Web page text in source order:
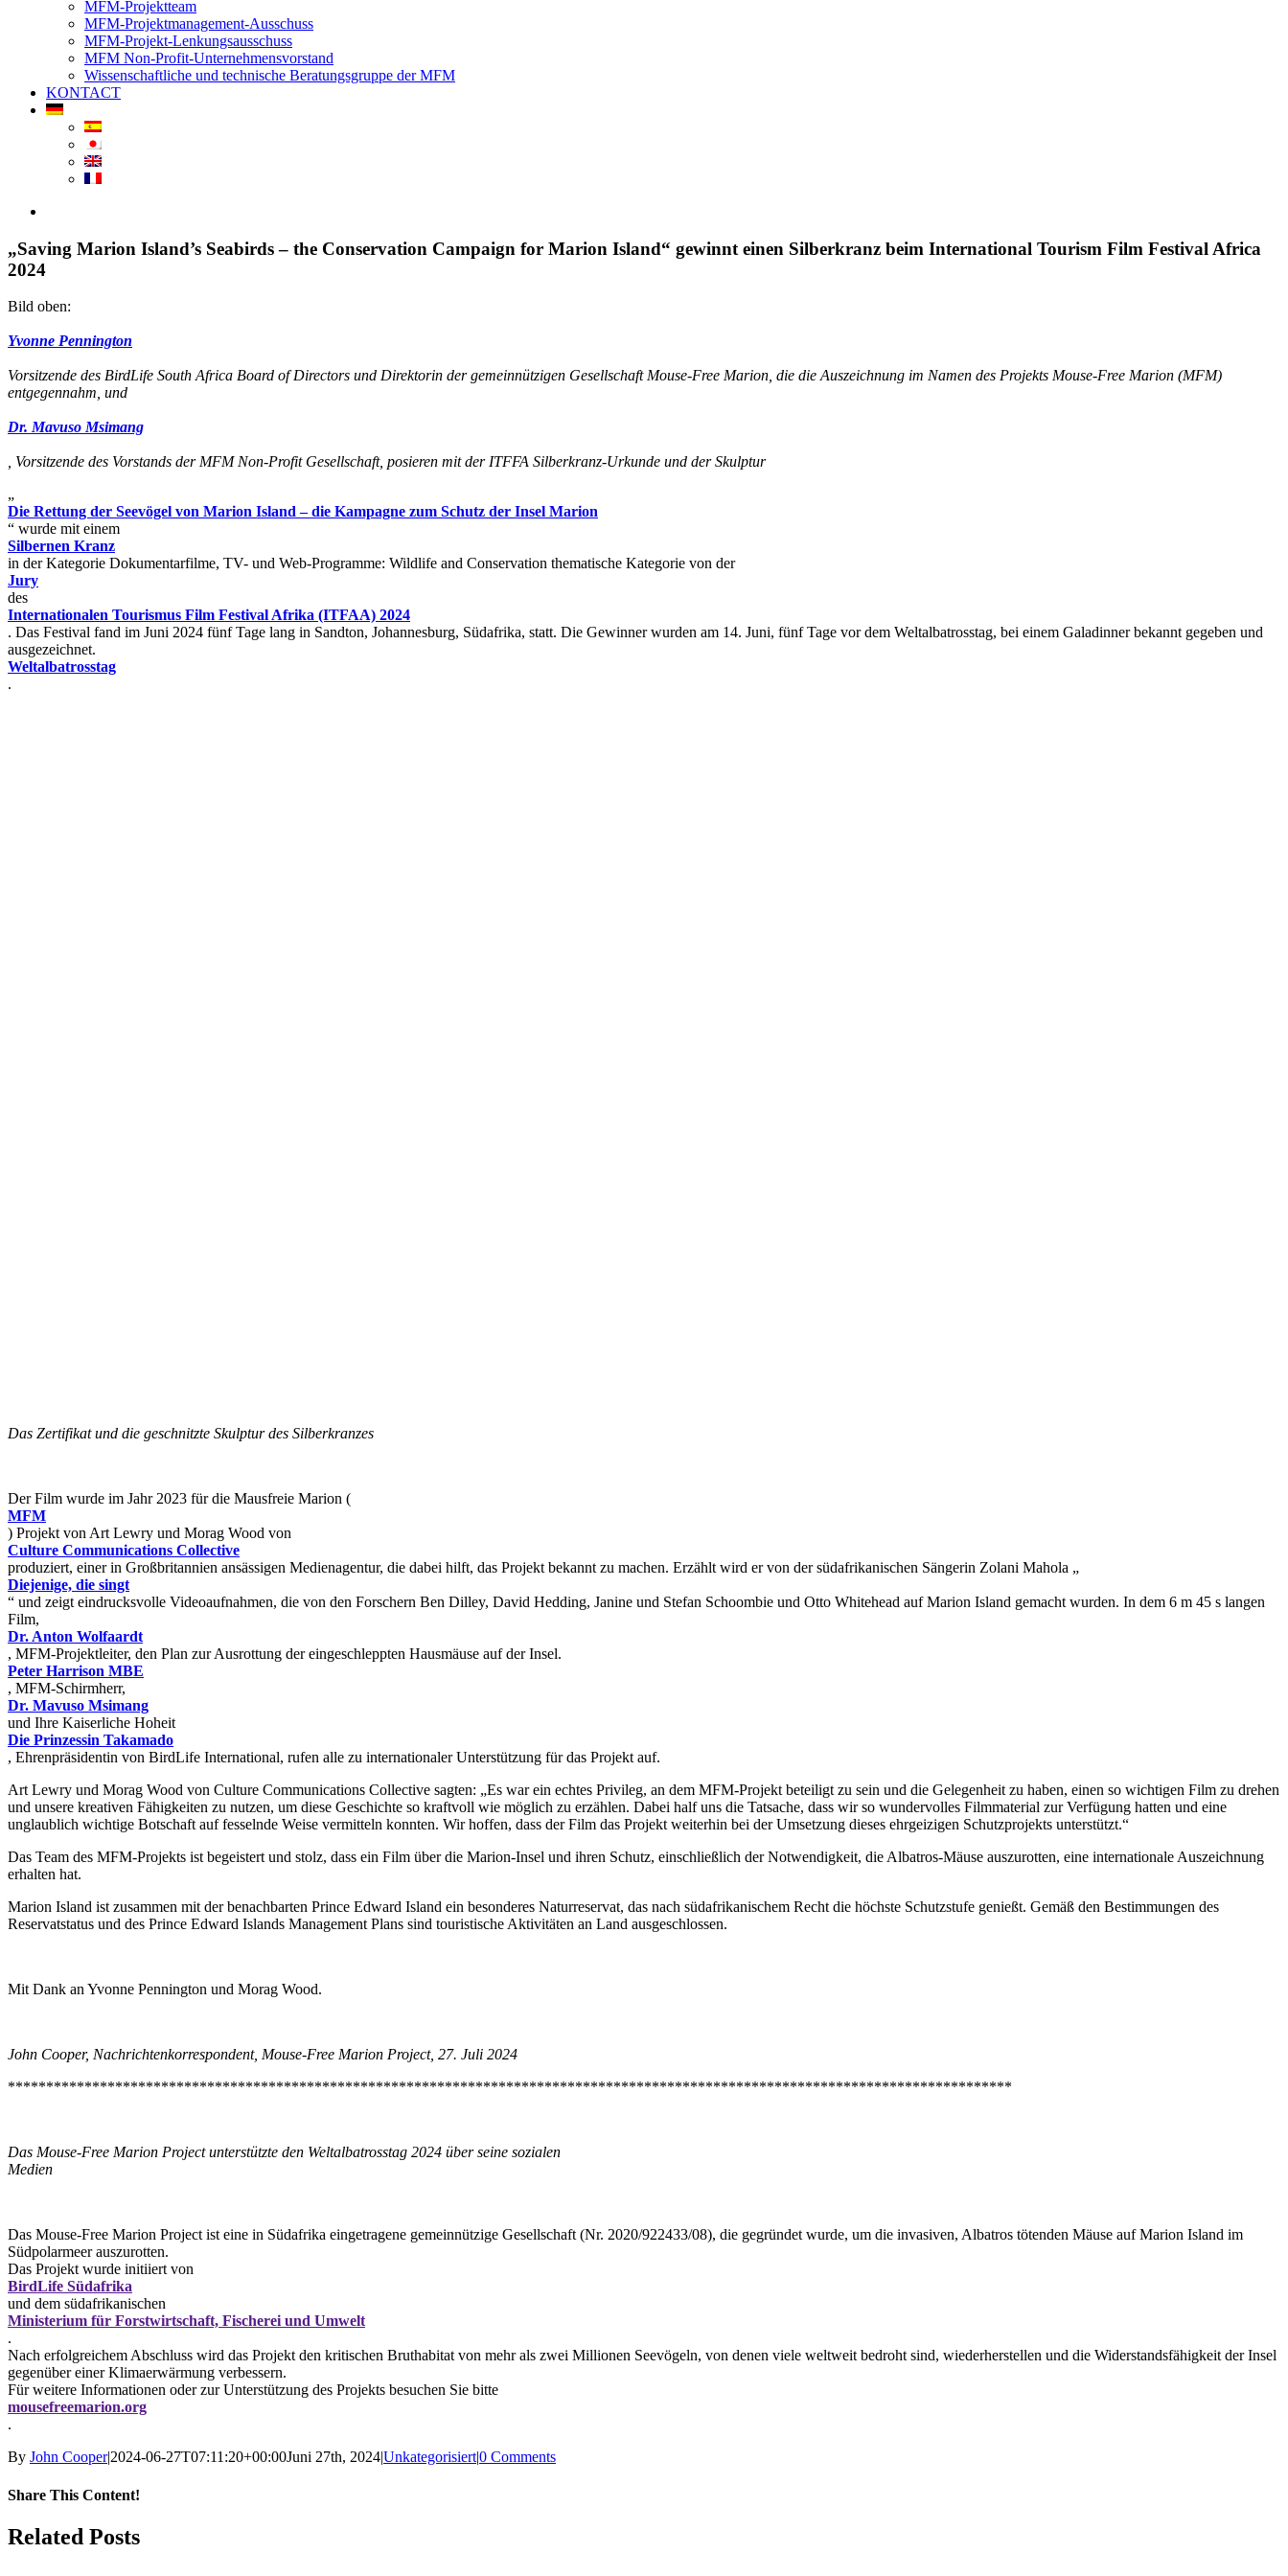
MFM-Projektteam
MFM-Projektmanagement-Ausschuss
MFM-Projekt-Lenkungsausschuss
MFM Non-Profit-Unternehmensvorstand
Wissenschaftliche und technische Beratungsgruppe der MFM
KONTACT
Image
„Saving Marion Island’s Seabirds – the Conservation Campaign for Marion Island“ gewinnt einen Silberkranz beim International Tourism Film Festival Africa
2024
Bild oben:
Yvonne Pennington
Vorsitzende des BirdLife South Africa Board of Directors und Direktorin der gemeinnützigen Gesellschaft Mouse-Free Marion, die die Auszeichnung im Namen des Projekts Mouse-Free Marion (MFM)
entgegennahm, und
Dr. Mavuso Msimang
, Vorsitzende des Vorstands der MFM Non-Profit Gesellschaft, posieren mit der ITFFA Silberkranz-Urkunde und der Skulptur
„
Die Rettung der Seevögel von Marion Island – die Kampagne zum Schutz der Insel Marion
“ wurde mit einem
Silbernen Kranz
in der Kategorie Dokumentarfilme, TV- und Web-Programme: Wildlife and Conservation thematische Kategorie von der
Jury
des
Internationalen Tourismus Film Festival Afrika (ITFAA) 2024
. Das Festival fand im Juni 2024 fünf Tage lang in Sandton, Johannesburg, Südafrika, statt. Die Gewinner wurden am 14. Juni, fünf Tage vor dem Weltalbatrosstag, bei einem Galadinner bekannt gegeben und
ausgezeichnet.
Weltalbatrosstag
.
Das Zertifikat und die geschnitzte Skulptur des Silberkranzes
Der Film wurde im Jahr 2023 für die Mausfreie Marion (
MFM
) Projekt von Art Lewry und Morag Wood von
Culture Communications Collective
produziert, einer in Großbritannien ansässigen Medienagentur, die dabei hilft, das Projekt bekannt zu machen. Erzählt wird er von der südafrikanischen Sängerin Zolani Mahola „
Diejenige, die singt
“ und zeigt eindrucksvolle Videoaufnahmen, die von den Forschern Ben Dilley, David Hedding, Janine und Stefan Schoombie und Otto Whitehead auf Marion Island gemacht wurden. In dem 6 m 45 s langen
Film,
Dr. Anton Wolfaardt
, MFM-Projektleiter, den Plan zur Ausrottung der eingeschleppten Hausmäuse auf der Insel.
Peter Harrison MBE
, MFM-Schirmherr,
Dr. Mavuso Msimang
und Ihre Kaiserliche Hoheit
Die Prinzessin Takamado
, Ehrenpräsidentin von BirdLife International, rufen alle zu internationaler Unterstützung für das Projekt auf.
Art Lewry und Morag Wood von Culture Communications Collective sagten: „Es war ein echtes Privileg, an dem MFM-Projekt beteiligt zu sein und die Gelegenheit zu haben, einen so wichtigen Film zu drehen
und unsere kreativen Fähigkeiten zu nutzen, um diese Geschichte so kraftvoll wie möglich zu erzählen. Dabei half uns die Tatsache, dass wir so wundervolles Filmmaterial zur Verfügung hatten und eine
unglaublich wichtige Botschaft auf fesselnde Weise vermitteln konnten. Wir hoffen, dass der Film das Projekt weiterhin bei der Umsetzung dieses ehrgeizigen Schutzprojekts unterstützt.“
Das Team des MFM-Projekts ist begeistert und stolz, dass ein Film über die Marion-Insel und ihren Schutz, einschließlich der Notwendigkeit, die Albatros-Mäuse auszurotten, eine internationale Auszeichnung
erhalten hat.
Marion Island ist zusammen mit der benachbarten Prince Edward Island ein besonderes Naturreservat, das nach südafrikanischem Recht die höchste Schutzstufe genießt. Gemäß den Bestimmungen des
Reservatstatus und des Prince Edward Islands Management Plans sind touristische Aktivitäten an Land ausgeschlossen.
Mit Dank an Yvonne Pennington und Morag Wood.
John Cooper, Nachrichtenkorrespondent, Mouse-Free Marion Project, 27. Juli 2024
***********************************************************************************************************************************
Das Mouse-Free Marion Project unterstützte den Weltalbatrosstag 2024 über seine sozialen
Medien
Das Mouse-Free Marion Project ist eine in Südafrika eingetragene gemeinnützige Gesellschaft (Nr. 2020/922433/08), die gegründet wurde, um die invasiven, Albatros tötenden Mäuse auf Marion Island im
Südpolarmeer auszurotten.
Das Projekt wurde initiiert von
BirdLife Südafrika
und dem südafrikanischen
Ministerium für Forstwirtschaft, Fischerei und Umwelt
.
Nach erfolgreichem Abschluss wird das Projekt den kritischen Bruthabitat von mehr als zwei Millionen Seevögeln, von denen viele weltweit bedroht sind, wiederherstellen und die Widerstandsfähigkeit der Insel
gegenüber einer Klimaerwärmung verbessern.
Für weitere Informationen oder zur Unterstützung des Projekts besuchen Sie bitte
mousefreemarion.org
.
By John Cooper|2024-06-27T07:11:20+00:00Juni 27th, 2024|Unkategorisiert|0 Comments
Share This Content!
Facebook
X
LinkedIn
WhatsApp
Tumblr
Pinterest
Email
Related Posts